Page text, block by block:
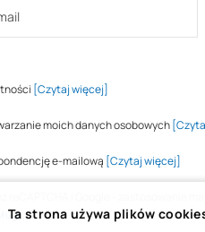
[Czytaj więcej]
moich danych osobowych
e-mailową [Czytaj więcej]
i Google - zastosowanie
Ta strona używa plików